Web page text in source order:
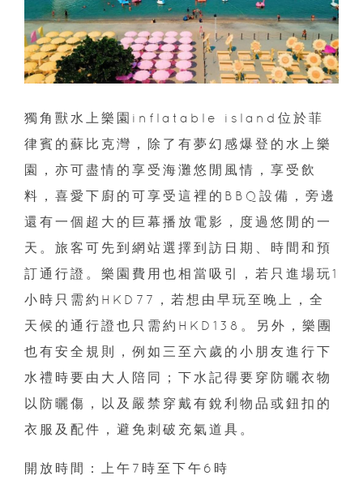
獨角獸水上樂園inflatable island位於菲
律賓的蘇比克灣，除了有夢幻感爆登的水上樂
園，亦可盡情的享受海灘悠閒風情，享受飲
料，喜愛下廚的可享受這裡的BBQ設備，旁邊
還有一個超大的巨幕播放電影，度過悠閒的一
天。旅客可先到網站選擇到訪日期、時間和預
訂通行證。樂園費用也相當吸引，若只進場玩1
小時只需約HKD77，若想由早玩至晚上，全
天候的通行證也只需約HKD138。另外，樂團
也有安全規則，例如三至六歲的小朋友進行下
水禮時要由大人陪同；下水記得要穿防曬衣物
以防曬傷，以及嚴禁穿戴有銳利物品或鈕扣的
衣服及配件，避免刺破充氣道具。
開放時間：上午7時至下午6時